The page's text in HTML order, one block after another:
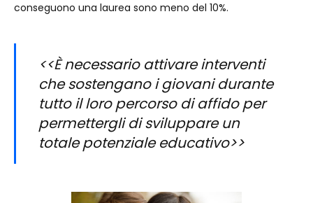
conseguono una laurea sono meno del 10%.
<<È necessario attivare interventi
che sostengano i giovani durante
tutto il loro percorso di affido per
permettergli di sviluppare un
totale potenziale educativo>>